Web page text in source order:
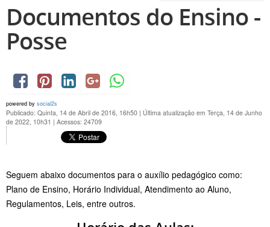
Documentos do Ensino -
Posse
powered by social2s
Publicado: Quinta, 14 de Abril de 2016, 16h50 | Última atualização em Terça, 14 de Junho
de 2022, 10h31 | Acessos: 24709
Seguem abaixo documentos para o auxílio pedagógico como:
Plano de Ensino, Horário Individual, Atendimento ao Aluno,
Regulamentos, Leis, entre outros.